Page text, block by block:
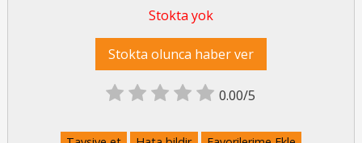
Stokta yok
Stokta olunca haber ver
0.00/5